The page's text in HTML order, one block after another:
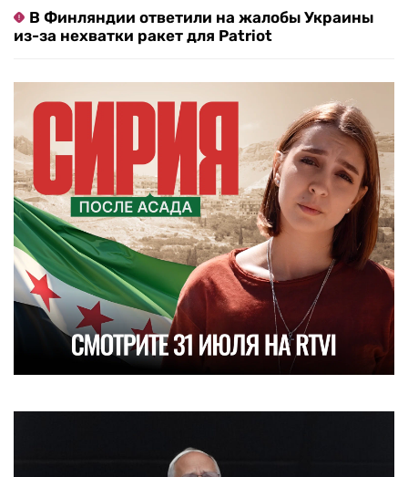
В Финляндии ответили на жалобы Украины
из-за нехватки ракет для Patriot